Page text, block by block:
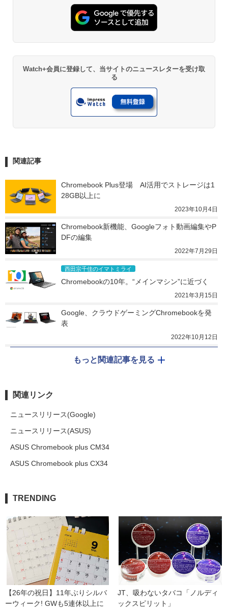
Watch+会員に登録して、当サイトのニュースレターを受け取
る
関連記事
Chromebook Plus登場　AI活用でストレージは1
28GB以上に
2023年10月4日
Chromebook新機能、Googleフォト動画編集やP
DFの編集
2022年7月29日
西田宗千佳のイマトミライ
Chromebookの10年。“メインマシン”に近づく
2021年3月15日
Google、クラウドゲーミングChromebookを発
表
2022年10月12日
もっと関連記事を見る
関連リンク
ニュースリリース(Google)
ニュースリリース(ASUS)
ASUS Chromebook plus CM34
ASUS Chromebook plus CX34
TRENDING
【26年の祝日】11年ぶりシルバ
ーウィーク! GWも5連休以上に
JT、吸わないタバコ「ノルディ
ックスピリット」